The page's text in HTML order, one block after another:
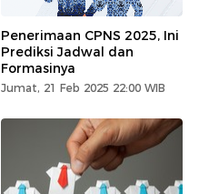
Penerimaan CPNS 2025, Ini
Prediksi Jadwal dan
Formasinya
Jumat, 21 Feb 2025 22:00 WIB